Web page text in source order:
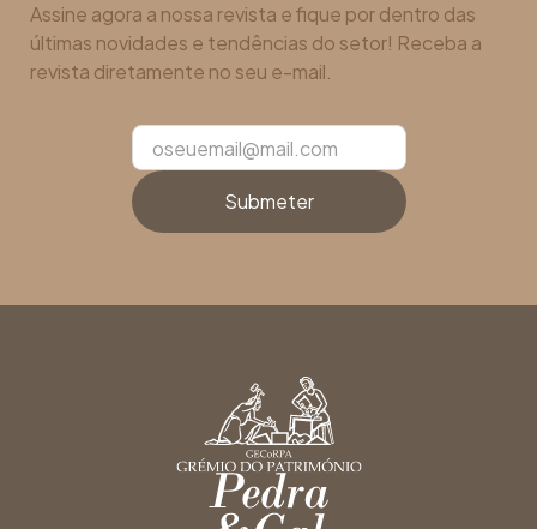
Assine agora a nossa revista e fique por dentro das
últimas novidades e tendências do setor! Receba a
revista diretamente no seu e-mail.